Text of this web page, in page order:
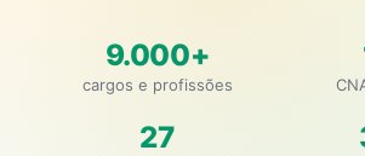
9.000+
cargos e profissões
27